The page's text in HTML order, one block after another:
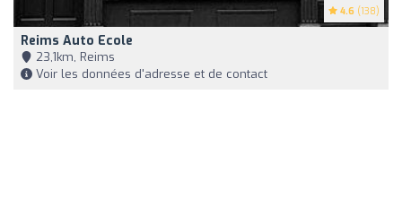
4.6 (138)
Reims Auto Ecole
23,1km, Reims
Voir les données d'adresse et de contact